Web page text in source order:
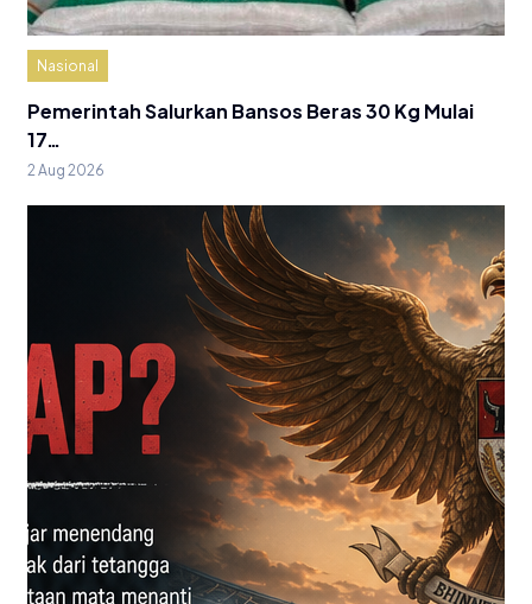
Nasional
Pemerintah Salurkan Bansos Beras 30 Kg Mulai
17…
2 Aug 2026